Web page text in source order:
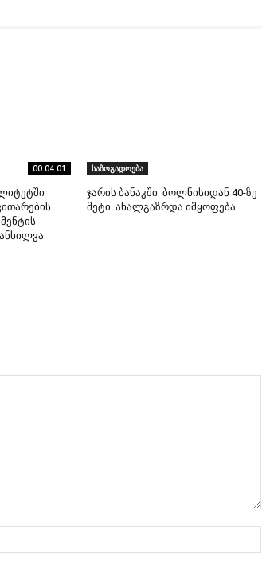
00:04:01 საზოგადოება
ჯარის ბანაკში ბოლნისიდან 40-ზე
მეტი ახალგაზრდა იმყოფება